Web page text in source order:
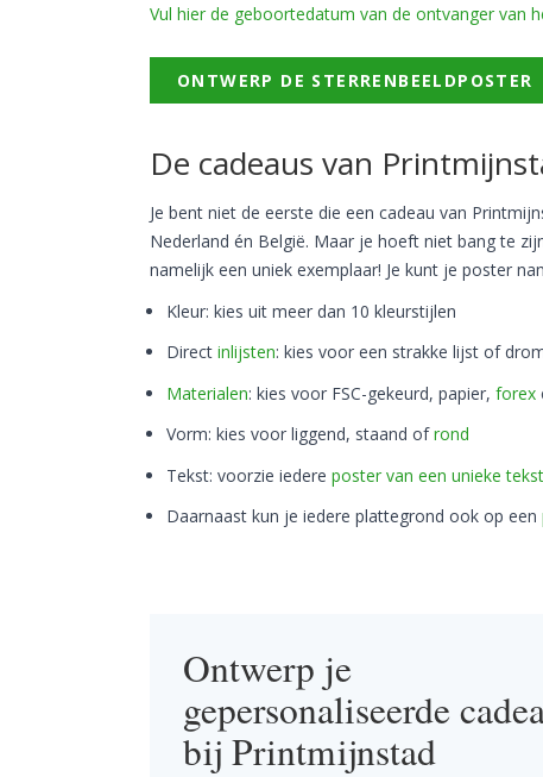
Vul hier de geboortedatum van de ontvanger van
ONTWERP DE STERRENBEELDPOSTER
De cadeaus van
Je bent niet de eerste die een cadeau van
Nederland én België. Maar je hoeft niet bang te
namelijk een uniek exemplaar! Je kunt je poster
Kleur: kies uit meer dan 10 kleurstijlen
Direct inlijsten: kies voor een strakke lijst of
Materialen: kies voor FSC-gekeurd, papier, forex
Vorm: kies voor liggend, staand ofrond
Tekst: voorzie iedere poster van een unieke tekst
Daarnaast kun je iedere plattegrond ook op een
Ontwerp je
gepersonaliseerde
bij Printmijnstad